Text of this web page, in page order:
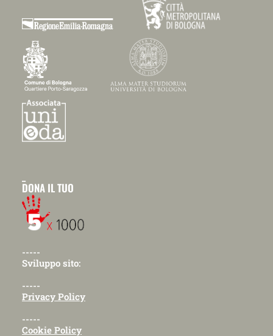
DONA IL TUO
-----
Sviluppo sito:
-----
Privacy Policy
-----
Cookie Policy